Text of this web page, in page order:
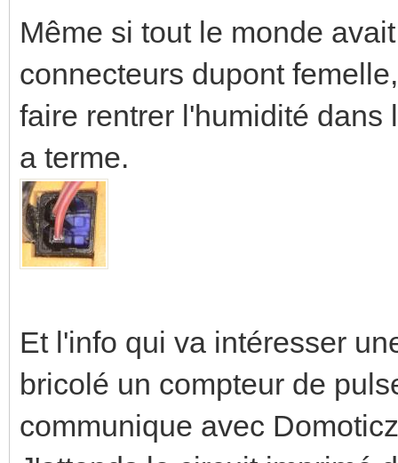
Même si tout le monde
connecteurs dupont
faire rentrer l'humidité
a terme.
Et l'info qui va intéresser
bricolé un compteur de
communique avec